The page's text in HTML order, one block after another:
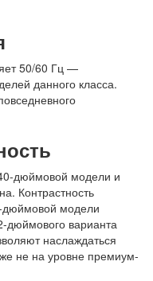
50/60 Гц —
данного класса.
дюймовой модели и
Контрастность
дюймовой модели
дюймового варианта
наслаждаться
не на уровне премиум-